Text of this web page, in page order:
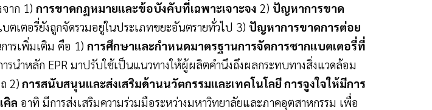
าก 1) การขาดกฎหมายและข้อบังคับที่เฉพาะเจาะจง 2) ปัญหาการขาด
ตเตอรี่ยังถูกจัดรวมอยู่ในประเภทขยะอันตรายทั่วไป 3) ปัญหาการขาดการต่อย
ารเพิ่มเติม คือ 1) การศึกษาและกำหนดมาตรฐานการจัดการซากแบตเตอรี่ที่
รนำหลัก EPR มาปรับใช้เป็นแนวทางให้ผู้ผลิตคำนึงถึงผลกระทบทางสิ่งแวดล้อม
2) การสนับสนุนและส่งเสริมด้านนวัตกรรมและเทคโนโลยี การจูงใจให้มีการ
คิล อาทิ มีการส่งเสริมความร่วมมือระหว่างมหาวิทยาลัยและภาคอุตสาหกรรม เพื่อ